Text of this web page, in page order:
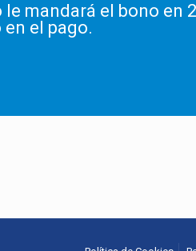
mandará el bono en
el pago.